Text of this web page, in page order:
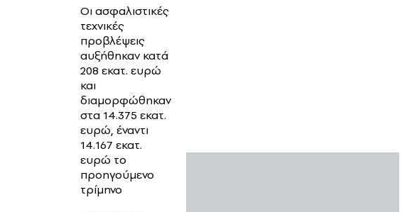
Oι ασφαλιστικές
τεχνικές
προβλέψεις
αυξήθηκαν κατά
208 εκατ. ευρώ
και
διαμορφώθηκαν
στα 14.375 εκατ.
ευρώ, έναντι
14.167 εκατ.
ευρώ το
προηγούμενο
τρίμηνο